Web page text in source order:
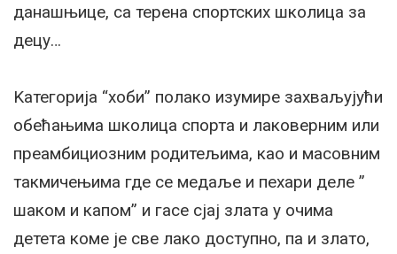
данашњице, са терена спортских школица за
децу…
Kатегорија “хоби” полако изумире захваљујући
обећањима школица спорта и лаковерним или
преамбициозним родитељима, као и масовним
такмичењима где се медаље и пехари деле ”
шаком и капом” и гасе сјај злата у очима
детета коме је све лако доступно, па и злато,